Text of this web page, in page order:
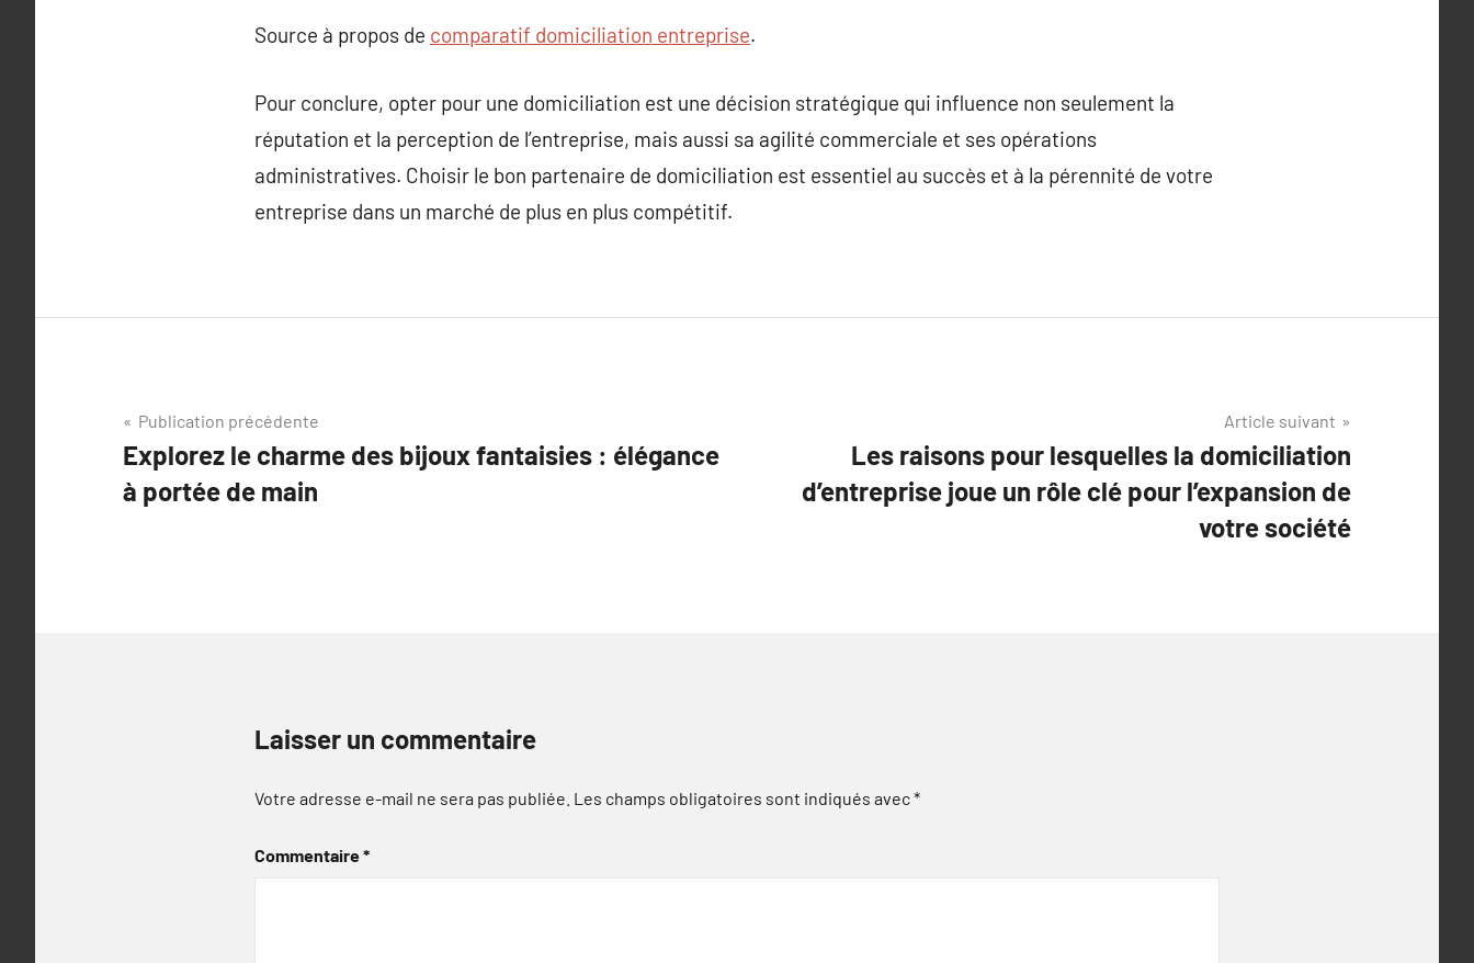
Source à propos de comparatif domiciliation entreprise.
Pour conclure, opter pour une domiciliation est une décision stratégique qui influence non seulement la
réputation et la perception de l’entreprise, mais aussi sa agilité commerciale et ses opérations
administratives. Choisir le bon partenaire de domiciliation est essentiel au succès et à la pérennité de votre
entreprise dans un marché de plus en plus compétitif.
Navigation
de
l’article
Publication précédente
Explorez le charme des bijoux fantaisies : élégance
à portée de main
Article suivant
Les raisons pour lesquelles la domiciliation
d’entreprise joue un rôle clé pour l’expansion de
votre société
Laisser un commentaire
Votre adresse e-mail ne sera pas publiée. Les champs obligatoires sont indiqués avec*
Commentaire*